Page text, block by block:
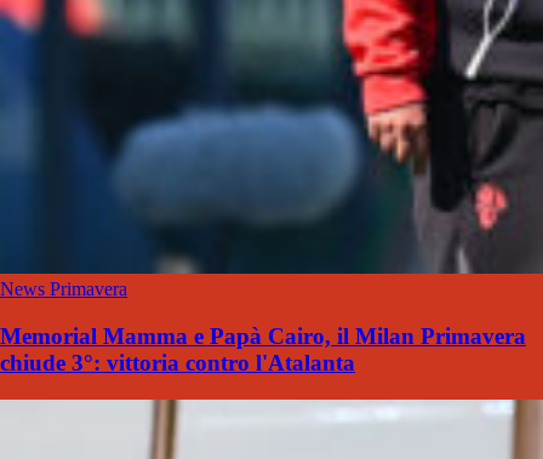
News Primavera
Memorial Mamma e Papà Cairo, il Milan Primavera
chiude 3°: vittoria contro l'Atalanta